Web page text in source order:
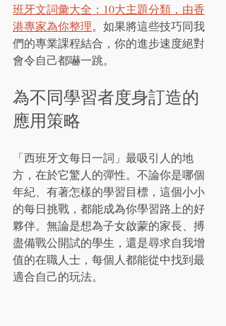
班牙文詞彙大全：10大主題分類，由香
港專家為你整理。如果將這些技巧同我
們的專業課程結合，你的進步速度絕對
會令自己都嚇一跳。
為不同學習者度身訂造的
應用策略
「西班牙文每日一詞」最吸引人的地
方，在於它驚人的彈性。不論你是哪個
年紀、有著怎樣的學習目標，這個小小
的每日挑戰，都能成為你學習路上的好
夥伴。無論是想為子女啟蒙的家長、搏
盡備戰公開試的學生，還是尋求自我增
值的在職人士，每個人都能從中找到最
適合自己的玩法。